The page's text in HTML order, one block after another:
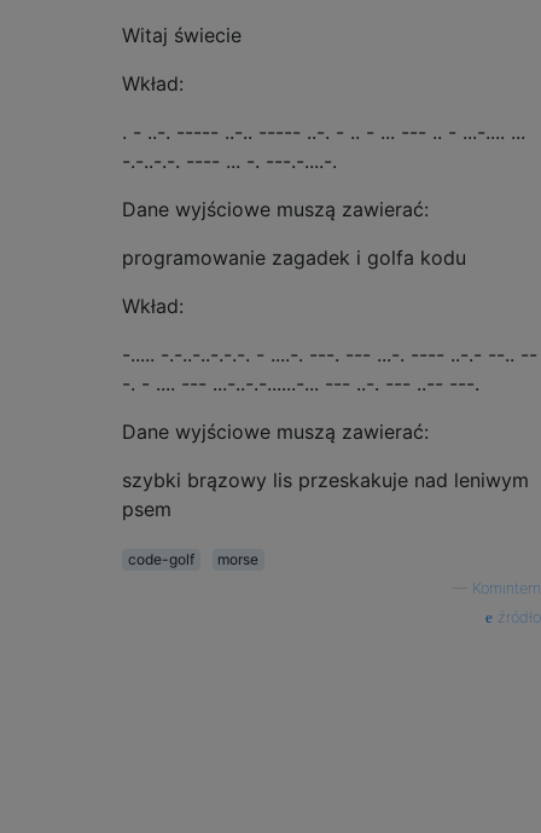
Witaj świecie
Wkład:
. - ..-. ----- ..-.. ----- ..-. - .. - ... --- .. - ...-.... ...
-.-..-.-. ---- ... -. ---.-....-.
Dane wyjściowe muszą zawierać:
programowanie zagadek i golfa kodu
Wkład:
-..... -.-..-..-.-.-. - ....-. ---. --- ...-. ---- ..-.- --.. --
-. - .... --- ...-..-.-......-... --- ..-. --- ..-- ---.
Dane wyjściowe muszą zawierać:
szybki brązowy lis przeskakuje nad leniwym
psem
code-golf
morse
Komintern
źródło